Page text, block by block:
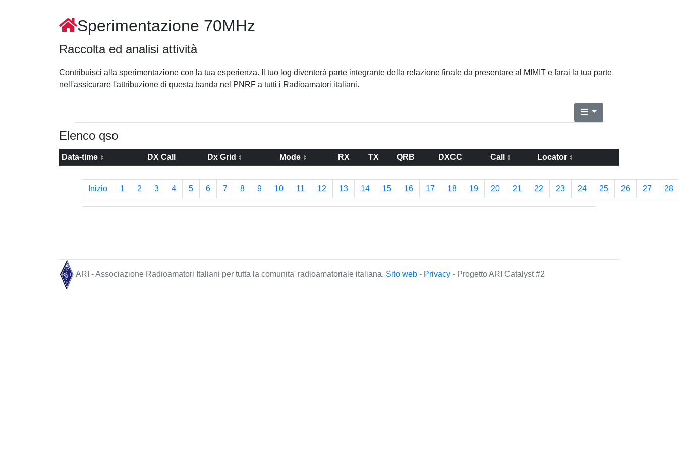
Sperimentazione 70MHz
Raccolta ed analisi attività
Contribuisci alla sperimentazione con la tua esperienza. Il tuo log diventerà parte integrante della relazione finale da presentare al MIMIT e farai la tua parte
nell'assicurare l'attribuzione di questa banda nel PNRF a tutti i Radioamatori italiani.
Elenco qso
Data-time ↕ DX Call Dx Grid ↕ Mode ↕ RX TX QRB DXCC Call ↕ Locator ↕
Inizio 1 2 3 4 5 6 7 8 9 10 11 12 13 14 15 16 17 18 19 20 21 22 23 24 25 26 27 28
ARI - Associazione Radioamatori Italiani per tutta la comunita' radioamatoriale italiana. Sito web - Privacy - Progetto ARI Catalyst #2